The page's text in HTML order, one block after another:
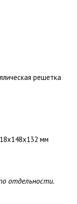
решетка
мм
отдельности.